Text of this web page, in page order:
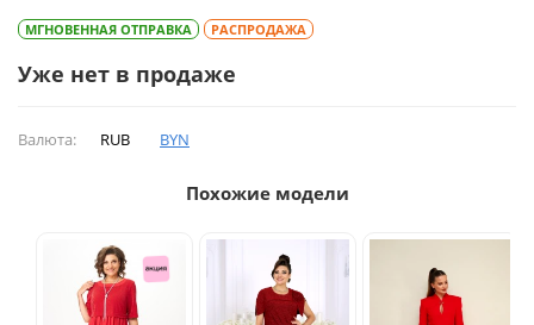
МГНОВЕННАЯ ОТПРАВКА РАСПРОДАЖА
Уже нет в продаже
Валюта: RUB BYN
Похожие модели